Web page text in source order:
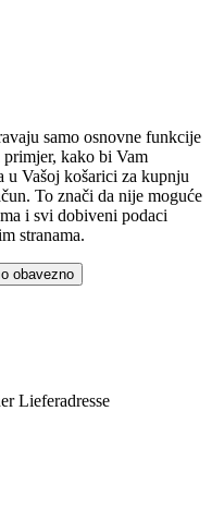
samo osnovne funkcije
primjer, kako bi Vam
Vašoj košarici za kupnju
To znači da nije moguće
i svi dobiveni podaci
stranama.
obavezno
Lieferadresse